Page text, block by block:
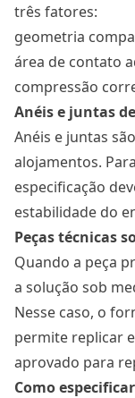
três fatores:
geometria
área de contato
compressão
Anéis e juntas
Anéis e juntas
alojamentos.
especificação
estabilidade do
Peças técnicas
Quando a peça
a solução sob
Nesse caso, o
permite replicar
aprovado para
Como